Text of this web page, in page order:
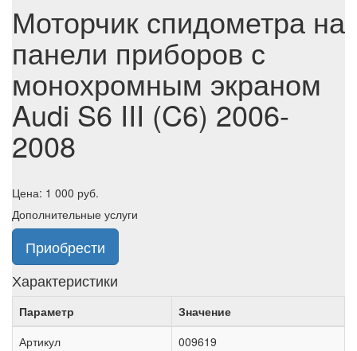
Моторчик спидометра на
панели приборов с
монохромным экраном
Audi S6 III (C6) 2006-
2008
Цена: 1 000 руб.
Дополнительные услуги
Приобрести
Характеристики
Параметр
Значение
Артикул
009619